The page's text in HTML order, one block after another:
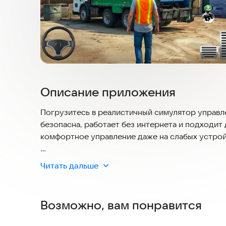
Описание приложения
Погрузитесь в реалистичный симулятор
безопасна, работает без интернета и
комфортное управление даже на слабых
Возьмите под контроль мощный грузовик и
Перемещайтесь по оживлённым улицам,
Читать дальше
Возможно, вам понравится